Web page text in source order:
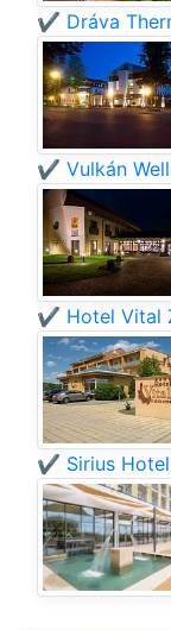
✔️ Dráva
✔️ Vulkán
✔️ Hotel Vital
✔️ Sirius